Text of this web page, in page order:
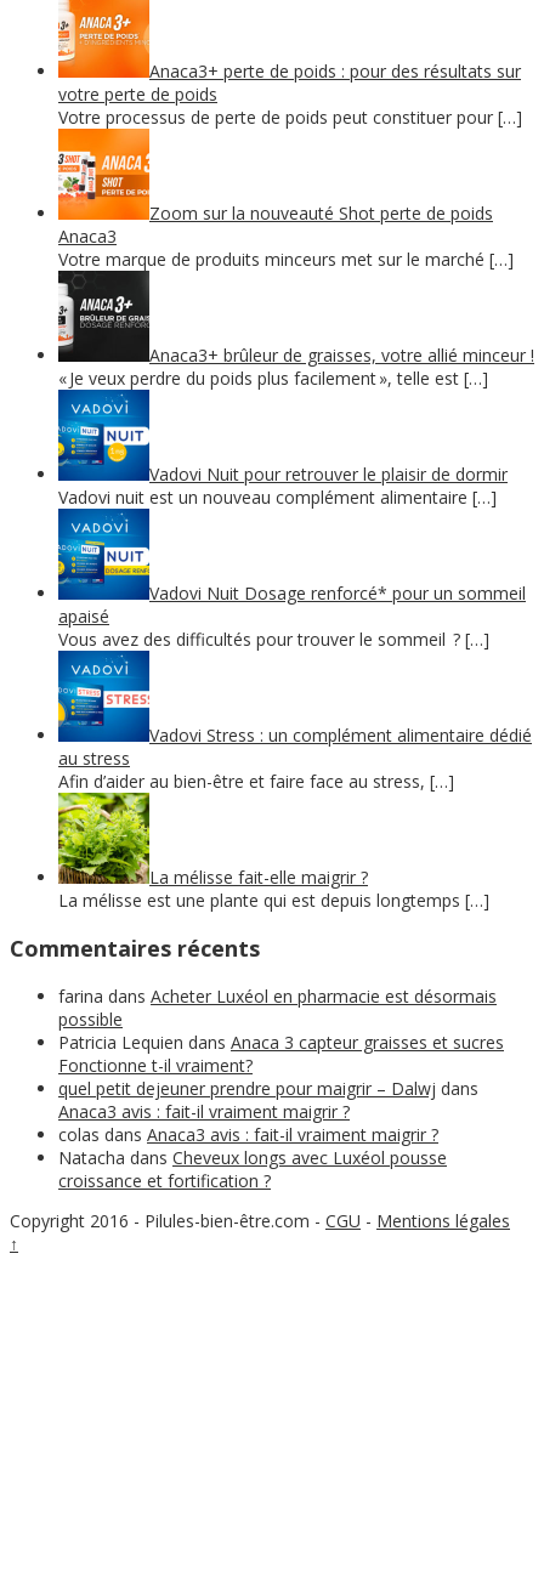
Anaca3+ perte de poids : pour des résultats sur
votre perte de poids
Votre processus de perte de poids peut constituer pour […]
Zoom sur la nouveauté Shot perte de poids
Anaca3
Votre marque de produits minceurs met sur le marché […]
Anaca3+ brûleur de graisses, votre allié minceur !
« Je veux perdre du poids plus facilement », telle est […]
Vadovi Nuit pour retrouver le plaisir de dormir
Vadovi nuit est un nouveau complément alimentaire […]
Vadovi Nuit Dosage renforcé* pour un sommeil
apaisé
Vous avez des difficultés pour trouver le sommeil ? […]
Vadovi Stress : un complément alimentaire dédié
au stress
Afin d’aider au bien-être et faire face au stress, […]
La mélisse fait-elle maigrir ?
La mélisse est une plante qui est depuis longtemps […]
Commentaires récents
farina dans Acheter Luxéol en pharmacie est désormais
possible
Patricia Lequien dans Anaca 3 capteur graisses et sucres
Fonctionne t-il vraiment?
quel petit dejeuner prendre pour maigrir – Dalwj dans
Anaca3 avis : fait-il vraiment maigrir ?
colas dans Anaca3 avis : fait-il vraiment maigrir ?
Natacha dans Cheveux longs avec Luxéol pousse
croissance et fortification ?
Copyright 2016 - Pilules-bien-être.com - CGU - Mentions légales
↑